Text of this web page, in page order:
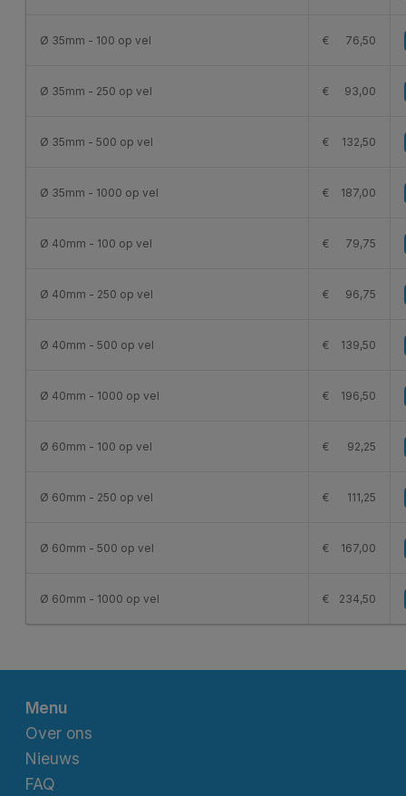
Ø 35mm - 100 op vel € 76,50
Ø 35mm - 250 op vel € 93,00
Ø 35mm - 500 op vel € 132,50
Ø 35mm - 1000 op vel € 187,00
Ø 40mm - 100 op vel € 79,75
Ø 40mm - 250 op vel € 96,75
Ø 40mm - 500 op vel € 139,50
Ø 40mm - 1000 op vel € 196,50
Ø 60mm - 100 op vel € 92,25
Ø 60mm - 250 op vel € 111,25
Ø 60mm - 500 op vel € 167,00
Ø 60mm - 1000 op vel € 234,50
Menu
Over ons
Nieuws
FAQ